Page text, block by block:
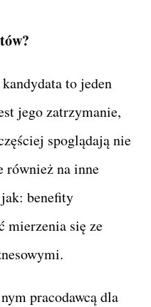
to jeden
jego zatrzymanie,
spoglądają nie
również na inne
benefity
mierzenia się ze
pracodawcą dla